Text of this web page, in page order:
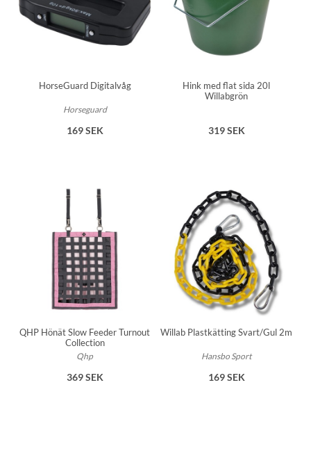
HorseGuard Digitalvåg
Horseguard
169 SEK
Hink med flat sida 20l
Willabgrön
319 SEK
QHP Hönät Slow Feeder Turnout
Collection
Qhp
369 SEK
Willab Plastkätting Svart/Gul 2m
Hansbo Sport
169 SEK